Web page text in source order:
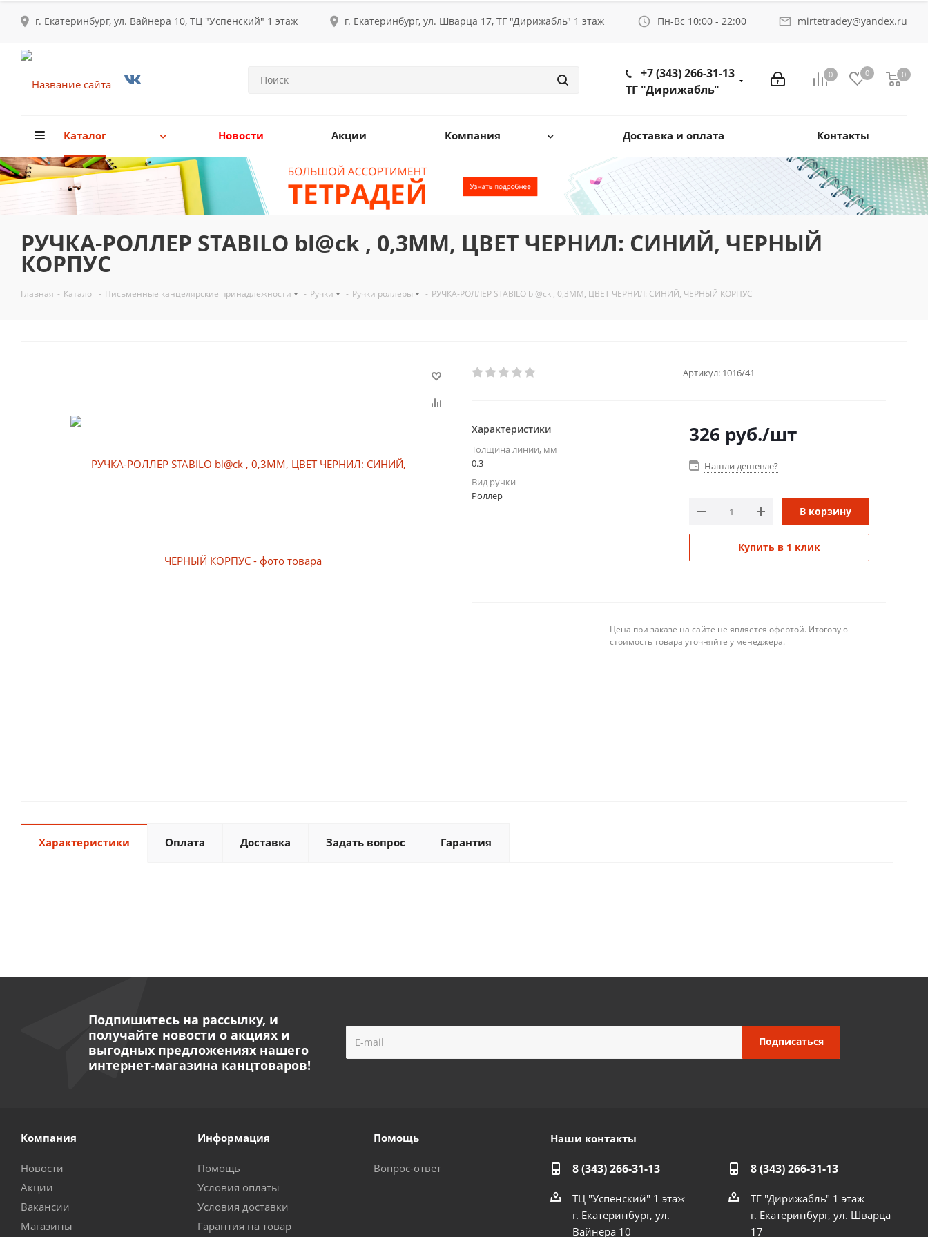
г. Екатеринбург, ул. Вайнера 10, ТЦ "Успенский" 1 этаж г. Екатеринбург, ул. Шварца 17, ТГ "Дирижабль" 1 этаж Пн-Вс 10:00 - 22:00 mirtetradey@yandex.ru
0 0 0
+7 (343) 266-31-13
ТГ "Дирижабль"
Каталог Новости Акции Компания Доставка и оплата Контакты
РУЧКА-РОЛЛЕР STABILO bl@ck , 0,3ММ, ЦВЕТ ЧЕРНИЛ: СИНИЙ, ЧЕРНЫЙ
КОРПУС
Главная - Каталог - Письменные канцелярские принадлежности - Ручки - Ручки роллеры - РУЧКА-РОЛЛЕР STABILO bl@ck , 0,3ММ, ЦВЕТ ЧЕРНИЛ: СИНИЙ, ЧЕРНЫЙ КОРПУС
Артикул: 1016/41
Характеристики
Толщина линии, мм
0.3
Вид ручки
Роллер
326 руб./шт
Нашли дешевле?
В корзину
Купить в 1 клик
Цена при заказе на сайте не является офертой. Итоговую
стоимость товара уточняйте у менеджера.
Характеристики Оплата Доставка Задать вопрос Гарантия
Подпишитесь на рассылку, и
получайте новости о акциях и
выгодных предложениях нашего
интернет-магазина канцтоваров!
Компания
Новости
Акции
Вакансии
Магазины
Информация
Помощь
Условия оплаты
Условия доставки
Гарантия на товар
Помощь
Вопрос-ответ
Наши контакты
8 (343) 266-31-13
ТЦ "Успенский" 1 этаж
г. Екатеринбург, ул.
Вайнера 10
8 (343) 266-31-13
ТГ "Дирижабль" 1 этаж
г. Екатеринбург, ул. Шварца
17